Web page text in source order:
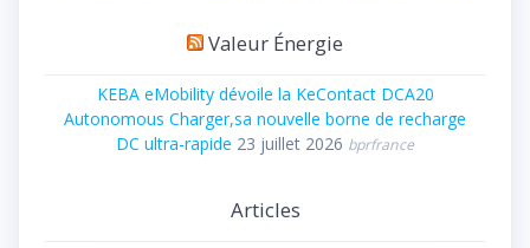
Valeur Énergie
KEBA eMobility dévoile la KeContact DCA20
Autonomous Charger,sa nouvelle borne de recharge
DC ultra-rapide 23 juillet 2026 bprfrance
Articles